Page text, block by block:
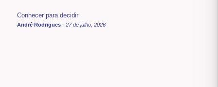
Conhecer para decidir
André Rodrigues - 27 de julho, 2026